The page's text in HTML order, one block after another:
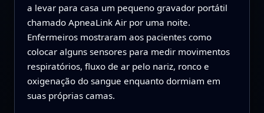
a levar para casa um pequeno gravador portátil
chamado ApneaLink Air por uma noite.
Enfermeiros mostraram aos pacientes como
colocar alguns sensores para medir movimentos
respiratórios, fluxo de ar pelo nariz, ronco e
oxigenação do sangue enquanto dormiam em
suas próprias camas.